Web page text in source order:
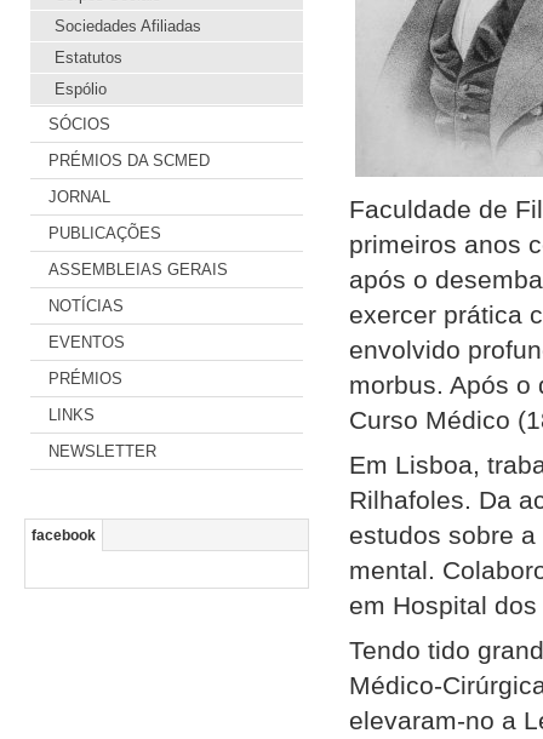
Sociedades Afiliadas
Estatutos
Espólio
SÓCIOS
PRÉMIOS DA SCMED
JORNAL
PUBLICAÇÕES
ASSEMBLEIAS GERAIS
NOTÍCIAS
EVENTOS
PRÉMIOS
LINKS
NEWSLETTER
facebook
Faculdade de
primeiros anos
após o
exercer prática
envolvido
morbus. Após o
Curso Médico
Em Lisboa,
Rilhafoles. Da
estudos sobre
mental.
em Hospital
Tendo tido
Médico-
elevaram-no a